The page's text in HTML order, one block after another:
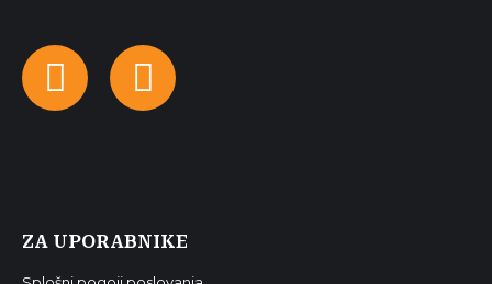
FacebookInstagram
ZA UPORABNIKE